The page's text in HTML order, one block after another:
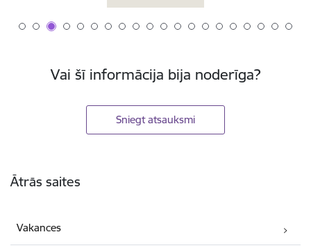
Vai šī informācija bija noderīga?
Sniegt atsauksmi
Ātrās saites
Vakances